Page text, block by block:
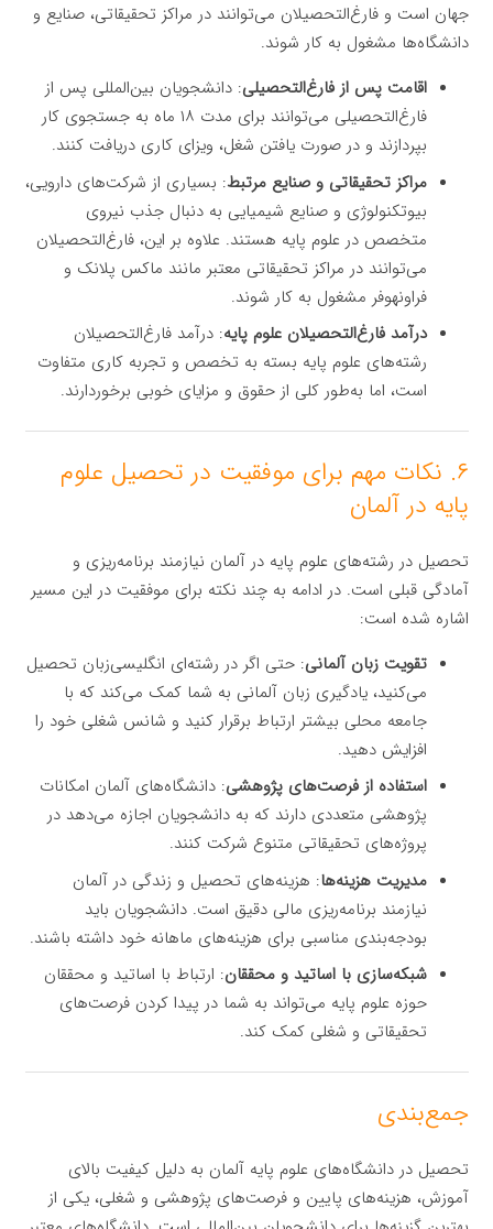
جهان است و فارغ‌التحصیلان می‌توانند در مراکز تحقیقاتی، صنایع و
دانشگاه‌ها مشغول به کار شوند.
اقامت پس از فارغ‌التحصیلی: دانشجویان بین‌المللی پس از
فارغ‌التحصیلی می‌توانند برای مدت ۱۸ ماه به جستجوی کار
بپردازند و در صورت یافتن شغل، ویزای کاری دریافت کنند.
مراکز تحقیقاتی و صنایع مرتبط: بسیاری از شرکت‌های دارویی،
بیوتکنولوژی و صنایع شیمیایی به دنبال جذب نیروی
متخصص در علوم پایه هستند. علاوه بر این، فارغ‌التحصیلان
می‌توانند در مراکز تحقیقاتی معتبر مانند ماکس پلانک و
فراونهوفر مشغول به کار شوند.
درآمد فارغ‌التحصیلان علوم پایه: درآمد فارغ‌التحصیلان
رشته‌های علوم پایه بسته به تخصص و تجربه کاری متفاوت
است، اما به‌طور کلی از حقوق و مزایای خوبی برخوردارند.
۶. نکات مهم برای موفقیت در تحصیل علوم
پایه در آلمان
تحصیل در رشته‌های علوم پایه در آلمان نیازمند برنامه‌ریزی و
آمادگی قبلی است. در ادامه به چند نکته برای موفقیت در این مسیر
اشاره شده است:
تقویت زبان آلمانی: حتی اگر در رشته‌ای انگلیسی‌زبان تحصیل
می‌کنید، یادگیری زبان آلمانی به شما کمک می‌کند که با
جامعه محلی بیشتر ارتباط برقرار کنید و شانس شغلی خود را
افزایش دهید.
استفاده از فرصت‌های پژوهشی: دانشگاه‌های آلمان امکانات
پژوهشی متعددی دارند که به دانشجویان اجازه می‌دهد در
پروژه‌های تحقیقاتی متنوع شرکت کنند.
مدیریت هزینه‌ها: هزینه‌های تحصیل و زندگی در آلمان
نیازمند برنامه‌ریزی مالی دقیق است. دانشجویان باید
بودجه‌بندی مناسبی برای هزینه‌های ماهانه خود داشته باشند.
شبکه‌سازی با اساتید و محققان: ارتباط با اساتید و محققان
حوزه علوم پایه می‌تواند به شما در پیدا کردن فرصت‌های
تحقیقاتی و شغلی کمک کند.
جمع‌بندی
تحصیل در دانشگاه‌های علوم پایه آلمان به دلیل کیفیت بالای
آموزش، هزینه‌های پایین و فرصت‌های پژوهشی و شغلی، یکی از